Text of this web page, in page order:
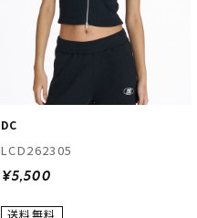
DC
LCD262305
¥5,500